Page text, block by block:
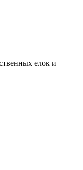
елок и